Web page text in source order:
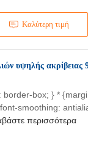
Καλύτερη τιμή
υψηλής
box; } *
smoothing:
περισσότερα